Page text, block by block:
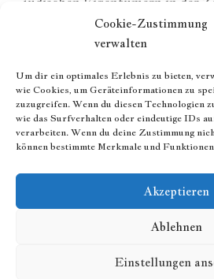
Cookie-Zustimmung
verwalten
Um dir ein optimales Erlebnis zu bieten,
wie Cookies, um Geräteinformationen zu
zuzugreifen. Wenn du diesen Technologien
wie das Surfverhalten oder eindeutige IDs
verarbeiten. Wenn du deine Zustimmung
können bestimmte Merkmale und
Akzeptieren
Ablehnen
Einstellungen
1933 bis zum 8. Mai 1945 durch
nationalsozialistische
1 Abs. 6 VermG…
Read More